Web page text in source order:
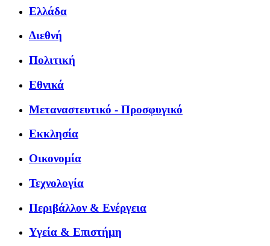
Ελλάδα
Διεθνή
Πολιτική
Εθνικά
Μεταναστευτικό - Προσφυγικό
Εκκλησία
Οικονομία
Τεχνολογία
Περιβάλλον & Ενέργεια
Υγεία & Επιστήμη